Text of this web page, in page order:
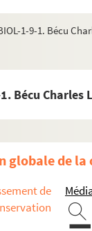
1-9-1. Bécu
Bécu Charles
globale de la
de
de